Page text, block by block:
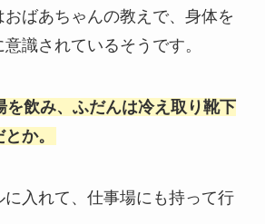
ばあちゃんの教えで、身体を
識されているそうです。
を飲み、ふだんは冷え取り靴下
か。
に入れて、仕事場にも持って行